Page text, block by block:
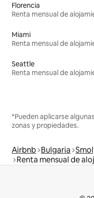
Florencia
Miami
Seattle
*Pueden aplicarse
zonas y propiedades.
Airbnb Bulgaria
Renta mensual de